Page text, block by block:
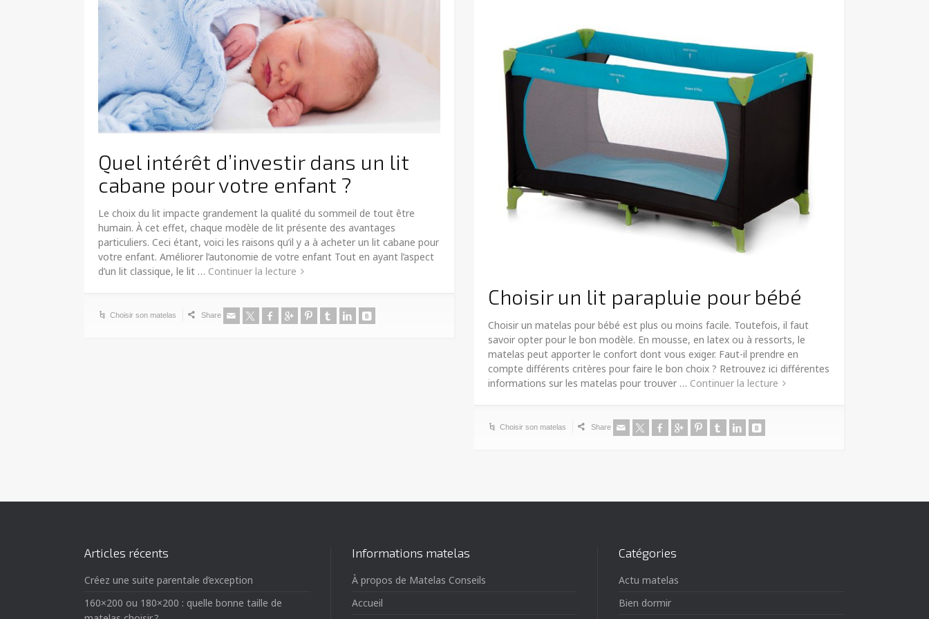
Quel intérêt d’investir dans un lit
cabane pour votre enfant ?
Le choix du lit impacte grandement la qualité du sommeil de tout être
humain. À cet effet, chaque modèle de lit présente des avantages
particuliers. Ceci étant, voici les raisons qu’il y a à acheter un lit cabane pour
votre enfant. Améliorer l’autonomie de votre enfant Tout en ayant l’aspect
d’un lit classique, le lit … Continuer la lecture
Choisir son matelas Share
Choisir un lit parapluie pour bébé
Choisir un matelas pour bébé est plus ou moins facile. Toutefois, il faut
savoir opter pour le bon modèle. En mousse, en latex ou à ressorts, le
matelas peut apporter le confort dont vous exiger. Faut-il prendre en
compte différents critères pour faire le bon choix ? Retrouvez ici différentes
informations sur les matelas pour trouver … Continuer la lecture
Choisir son matelas Share
Articles récents
Créez une suite parentale d’exception
160×200 ou 180×200 : quelle bonne taille de
Informations matelas
À propos de Matelas Conseils
Accueil
Catégories
Actu matelas
Bien dormir